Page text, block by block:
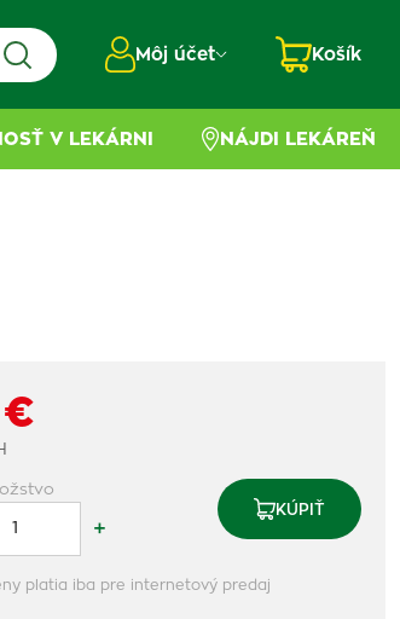
Môj účet Košík
V LEKÁRNI NÁJDI LEKÁREŇ
€
+
KÚPIŤ
platia iba pre internetový predaj